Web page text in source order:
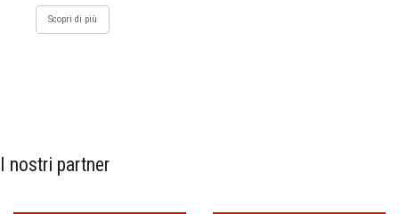
Scopri di più
I nostri partner